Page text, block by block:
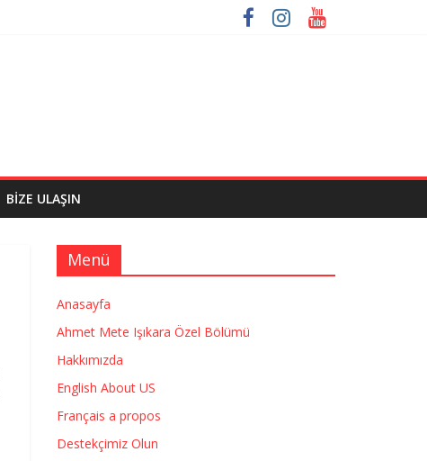
BIZE ULAŞIN
Menü
Anasayfa
Ahmet Mete Işıkara Özel Bölümü
Hakkımızda
English About US
Français a propos
Destekçimiz Olun